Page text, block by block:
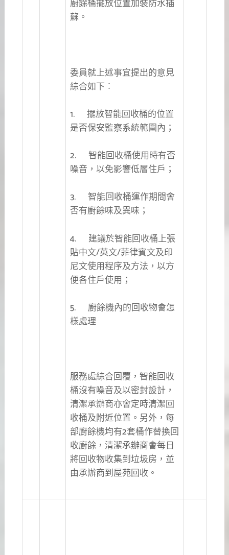
廚餘桶擺放位置加裝防水插
蘇。
委員就上述事宜提出的意見
綜合如下︰
1. 擺放智能回收桶的位置
是否保安監察系統範圍內；
2. 智能回收桶使用時有否
噪音，以免影響低層住戶；
3. 智能回收桶運作期間會
否有廚餘味及異味；
4. 建議於智能回收桶上張
貼中文/英文/菲律賓文及印
尼文使用程序及方法，以方
便各住戶使用；
5. 廚餘機內的回收物會怎
樣處理
服務處綜合回覆，智能回收
桶沒有噪音及以密封設計，
清潔承辦商亦會定時清潔回
收桶及附近位置。另外，每
部廚餘機均有2套桶作替換回
收廚餘，清潔承辦商會每日
將回收物收集到垃圾房，並
由承辦商到屋苑回收。